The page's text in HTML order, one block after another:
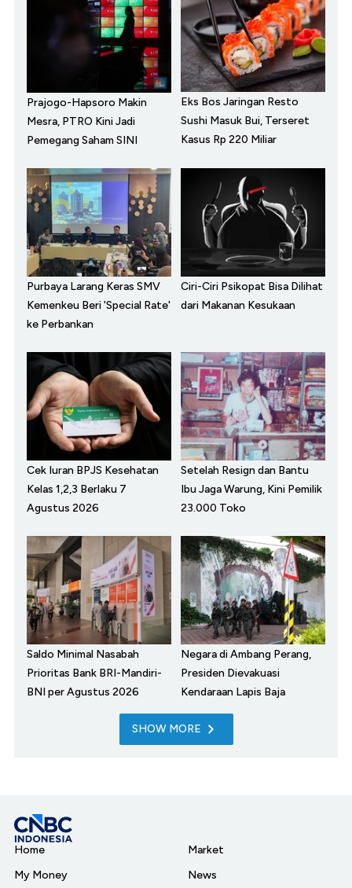
Prajogo-Hapsoro Makin
Mesra, PTRO Kini Jadi
Pemegang Saham SINI
Eks Bos Jaringan Resto
Sushi Masuk Bui, Terseret
Kasus Rp 220 Miliar
Purbaya Larang Keras SMV
Kemenkeu Beri 'Special Rate'
ke Perbankan
Ciri-Ciri Psikopat Bisa Dilihat
dari Makanan Kesukaan
Cek Iuran BPJS Kesehatan
Kelas 1,2,3 Berlaku 7
Agustus 2026
Setelah Resign dan Bantu
Ibu Jaga Warung, Kini Pemilik
23.000 Toko
Saldo Minimal Nasabah
Prioritas Bank BRI-Mandiri-
BNI per Agustus 2026
Negara di Ambang Perang,
Presiden Dievakuasi
Kendaraan Lapis Baja
SHOW MORE
Home
My Money
Market
News